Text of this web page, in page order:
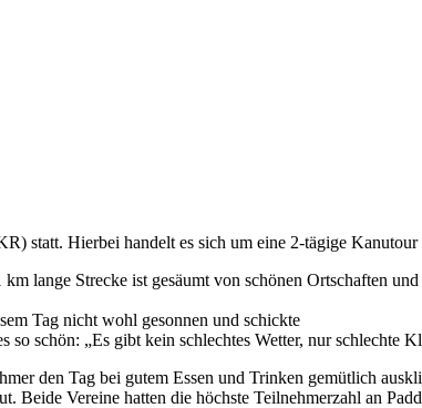
statt. Hierbei handelt es sich um eine 2-tägige
lange Strecke ist gesäumt von schönen Ortschaften
Tag nicht wohl gesonnen und schickte
schön: „Es gibt kein schlechtes Wetter, nur schlechte
den Tag bei gutem Essen und Trinken gemütlich
Beide Vereine hatten die höchste Teilnehmerzahl an